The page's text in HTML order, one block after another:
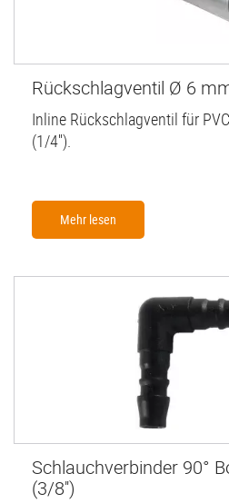
Rückschlagventil Ø 6
Inline Rückschlagventil für
(1/4'').
Mehr lesen
Schlauchverbinder 90°
(3/8'')